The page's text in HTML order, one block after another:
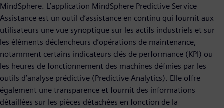
MindSphere. L’application MindSphere Predictive Service
Assistance est un outil d’assistance en continu qui fournit aux
utilisateurs une vue synoptique sur les actifs industriels et sur
les éléments déclencheurs d’opérations de maintenance,
notamment certains indicateurs clés de performance (KPI) ou
les heures de fonctionnement des machines définies par les
outils d’analyse prédictive (Predictive Analytics). Elle offre
également une transparence et fournit des informations
détaillées sur les pièces détachées en fonction de la